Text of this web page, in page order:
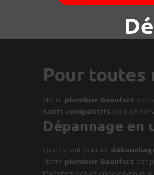
Pour toutes
Notre plombier Beaufort
tarifs compétitifs pour un
Dépannage en
Que ça soit pour un
Notre plombier Beaufort est
n'hésitez pas et appelez-nous au